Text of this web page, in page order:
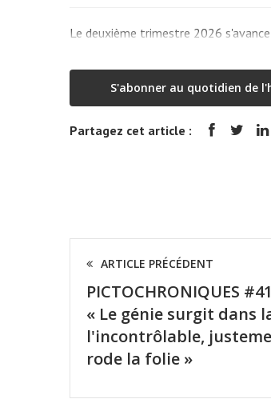
Le deuxième trimestre 2026
S'abonner au quotidien de
Partagez cet article :
ARTICLE PRÉCÉDENT
PICTOCHRONIQUES
« Le génie surgit dans
l'incontrôlable,
rode la folie »